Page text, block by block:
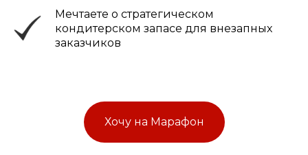
Мечтаете о стратегическом
кондитерском запасе для внезапных
заказчиков
Хочу на Марафон